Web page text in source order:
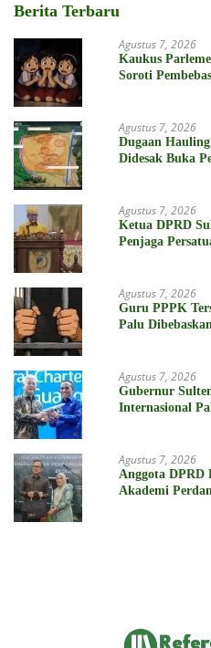
Berita Terbaru
Agustus 7, 2026
Kaukus
Soroti
Agustus 7, 2026
Dugaan
Didesak Buka
Agustus 7, 2026
Ketua DPRD
Penjaga
Agustus 7, 2026
Guru PPPK
Palu
Agustus 7, 2026
Gubernur
Internasional
Agustus 7, 2026
Anggota
Akademi